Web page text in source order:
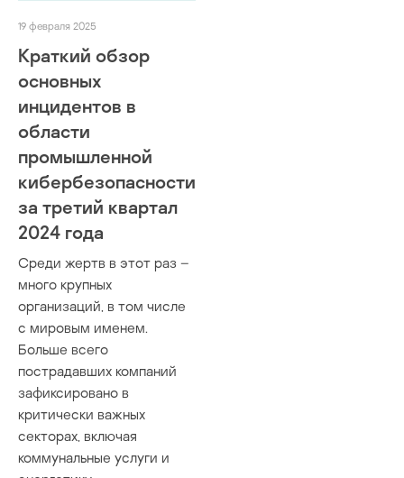
19 февраля 2025
Краткий обзор
основных
инцидентов в
области
промышленной
кибербезопасности
за третий квартал
2024 года
Среди жертв в этот раз –
много крупных
организаций, в том числе
с мировым именем.
Больше всего
пострадавших компаний
зафиксировано в
критически важных
секторах, включая
коммунальные услуги и